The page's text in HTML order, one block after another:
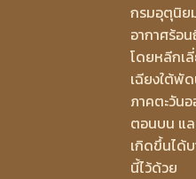
กรมอุตุนิย
อากาศร้อ
โดยหลีกเ
เฉียงใต้พั
ภาคตะวัน
ตอนบน แ
เกิดขึ้นได้
นี้ไว้ด้วย